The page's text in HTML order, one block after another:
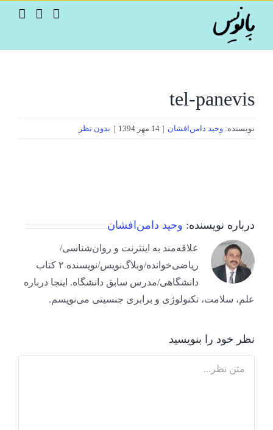
content
tel-panevis
نویسنده: وحید دامن‌افشان | 14 مهر 1394 | بدون نظر
درباره نویسنده: وحید دامن‌افشان
علاقه‌مند به اینترنت و روان‌شناسی/
ریاضی‌خوانده/وبلاگ‌نویس/نویسنده ۲ کتاب
دانشگاهی/مدرس سابق دانشگاه. اینجا درباره
علم، سلامت، تکنولوژی و برابری جنسیتی می‌نویسم.
نظر خود را بنویسید
Comment